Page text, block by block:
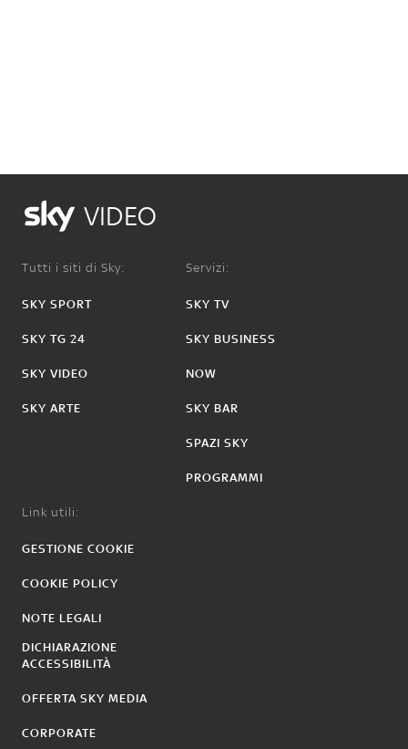
VIDEO
Tutti i siti di Sky:
SKY SPORT
SKY TG 24
SKY VIDEO
SKY ARTE
Servizi:
SKY TV
SKY BUSINESS
NOW
SKY BAR
SPAZI SKY
PROGRAMMI
Link utili:
GESTIONE COOKIE
COOKIE POLICY
NOTE LEGALI
DICHIARAZIONE
ACCESSIBILITÀ
OFFERTA SKY MEDIA
CORPORATE